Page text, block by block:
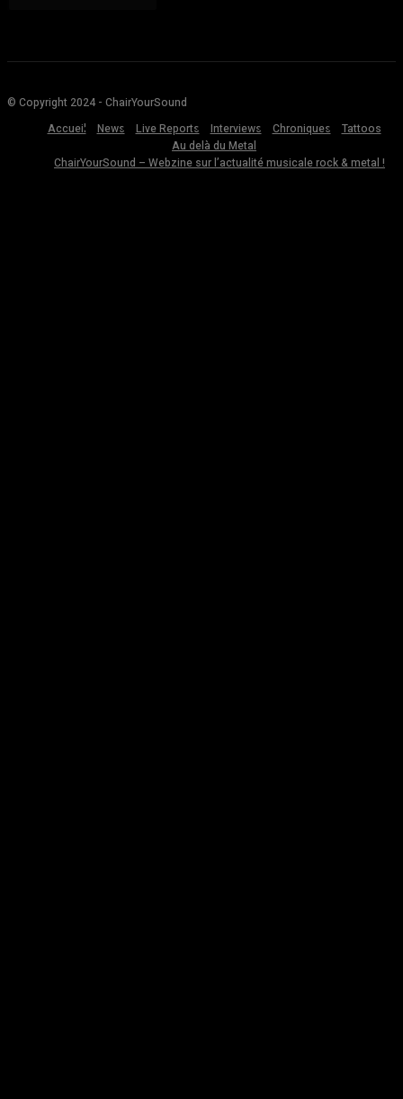
© Copyright 2024 - ChairYourSound
Accueil
News Live Reports Interviews Chroniques
Tattoos
Au delà du Metal
ChairYourSound – Webzine sur l’actualité musicale rock & metal !